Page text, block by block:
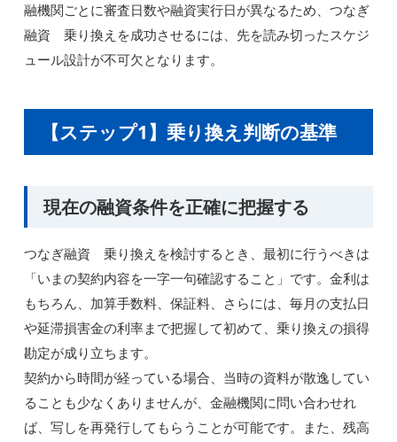
融機関ごとに審査日数や融資実行日が異なるため、つなぎ
融資 乗り換えを成功させるには、先を読み切ったスケジ
ュール設計が不可欠となります。
【ステップ1】乗り換え判断の基準
現在の融資条件を正確に把握する
つなぎ融資 乗り換えを検討するとき、最初に行うべきは
「いまの契約内容を一字一句確認すること」です。金利は
もちろん、加算手数料、保証料、さらには、毎月の支払日
や延滞損害金の利率まで把握して初めて、乗り換えの損得
勘定が成り立ちます。
契約から時間が経っている場合、当時の資料が散逸してい
ることも少なくありませんが、金融機関に問い合わせれ
ば、写しを再発行してもらうことが可能です。また、残高